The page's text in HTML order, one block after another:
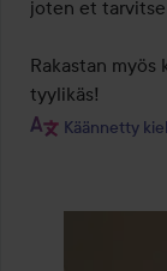
joten et
Rakastan myös
tyylikäs!
Käännetty